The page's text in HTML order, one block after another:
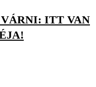
ITT VAN